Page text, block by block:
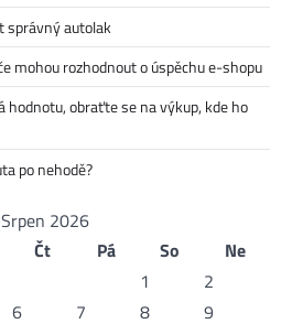
správný autolak
mohou rozhodnout o úspěchu e-shopu
hodnotu, obraťte se na výkup, kde ho
po nehodě?
Srpen 2026
Čt Pá So
Ne
1
2
6 7 8 9